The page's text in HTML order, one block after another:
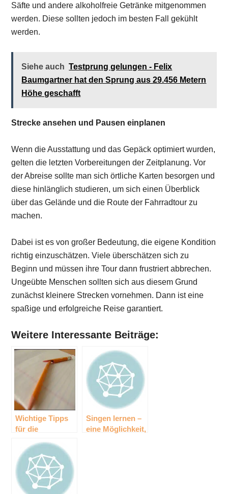
Säfte und andere alkoholfreie Getränke mitgenommen
werden. Diese sollten jedoch im besten Fall gekühlt
werden.
Siehe auch Testprung gelungen - Felix
Baumgartner hat den Sprung aus 29.456 Metern
Höhe geschafft
Strecke ansehen und Pausen einplanen
Wenn die Ausstattung und das Gepäck optimiert wurden,
gelten die letzten Vorbereitungen der Zeitplanung. Vor
der Abreise sollte man sich örtliche Karten besorgen und
diese hinlänglich studieren, um sich einen Überblick
über das Gelände und die Route der Fahrradtour zu
machen.
Dabei ist es von großer Bedeutung, die eigene Kondition
richtig einzuschätzen. Viele überschätzen sich zu
Beginn und müssen ihre Tour dann frustriert abbrechen.
Ungeübte Menschen sollten sich aus diesem Grund
zunächst kleinere Strecken vornehmen. Dann ist eine
spaßige und erfolgreiche Reise garantiert.
Weitere Interessante Beiträge:
Wichtige Tipps
für die
einer Hochzeit
Singen lernen –
eine Möglichkeit,